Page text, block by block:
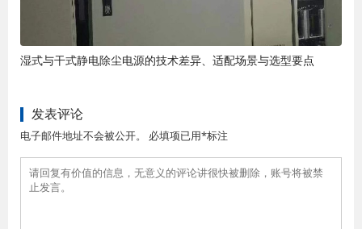
湿式与干式静电除尘电源的技术差异、适配场景与选型要点
发表评论
电子邮件地址不会被公开。 必填项已用*标注